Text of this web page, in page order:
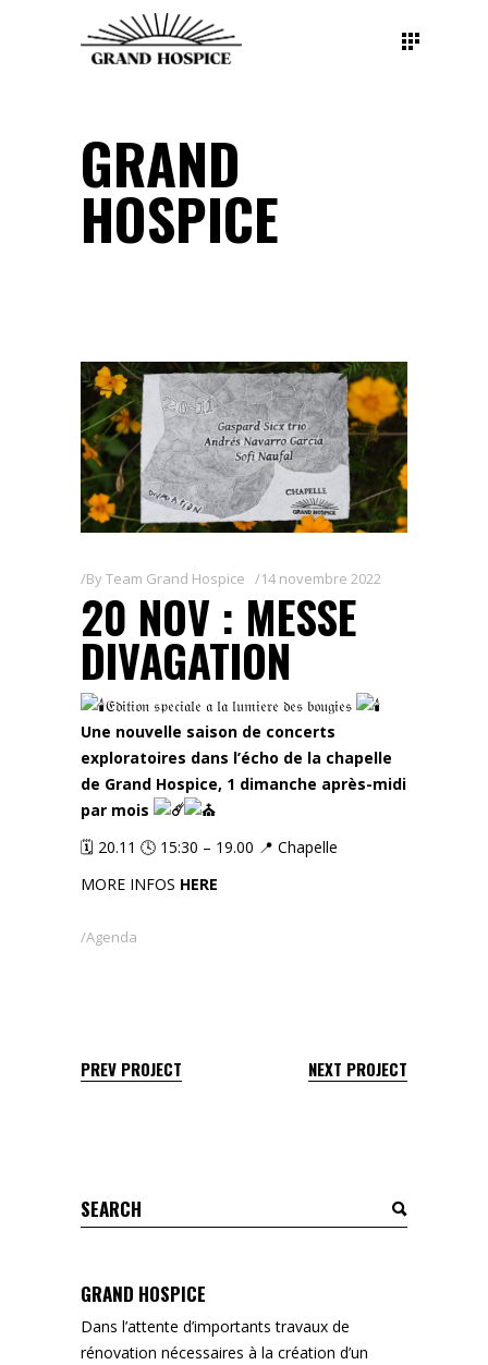
GRAND
HOSPICE
ByTeam Grand Hospice 14 novembre 2022
20 NOV : MESSE
DIVAGATION
𝔈𝔡𝔦𝔱𝔦𝔬𝔫 𝔰𝔭𝔢𝔠𝔦𝔞𝔩𝔢 𝔞 𝔩𝔞 𝔩𝔲𝔪𝔦𝔢𝔯𝔢 𝔡𝔢𝔰 𝔟𝔬𝔲𝔤𝔦𝔢𝔰
Une nouvelle saison de concerts
exploratoires dans l’écho de la chapelle
de Grand Hospice, 1 dimanche après-midi
par mois
🗓️ 20.11 🕓 15:30 – 19.00 📍 Chapelle
MORE INFOS HERE
Agenda
PREV PROJECT NEXT PROJECT
Search
for:
GRAND HOSPICE
Dans l’attente d’importants travaux de
rénovation nécessaires à la création d’un